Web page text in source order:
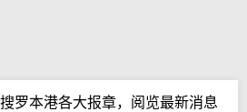
搜罗本港各大报章，阅览最新消息